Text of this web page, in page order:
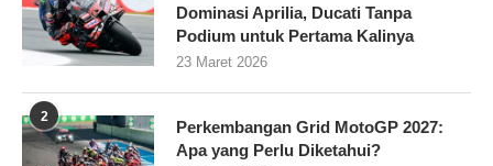
Dominasi Aprilia, Ducati Tanpa
Podium untuk Pertama Kalinya
23 Maret 2026
2
Perkembangan Grid MotoGP 2027:
Apa yang Perlu Diketahui?